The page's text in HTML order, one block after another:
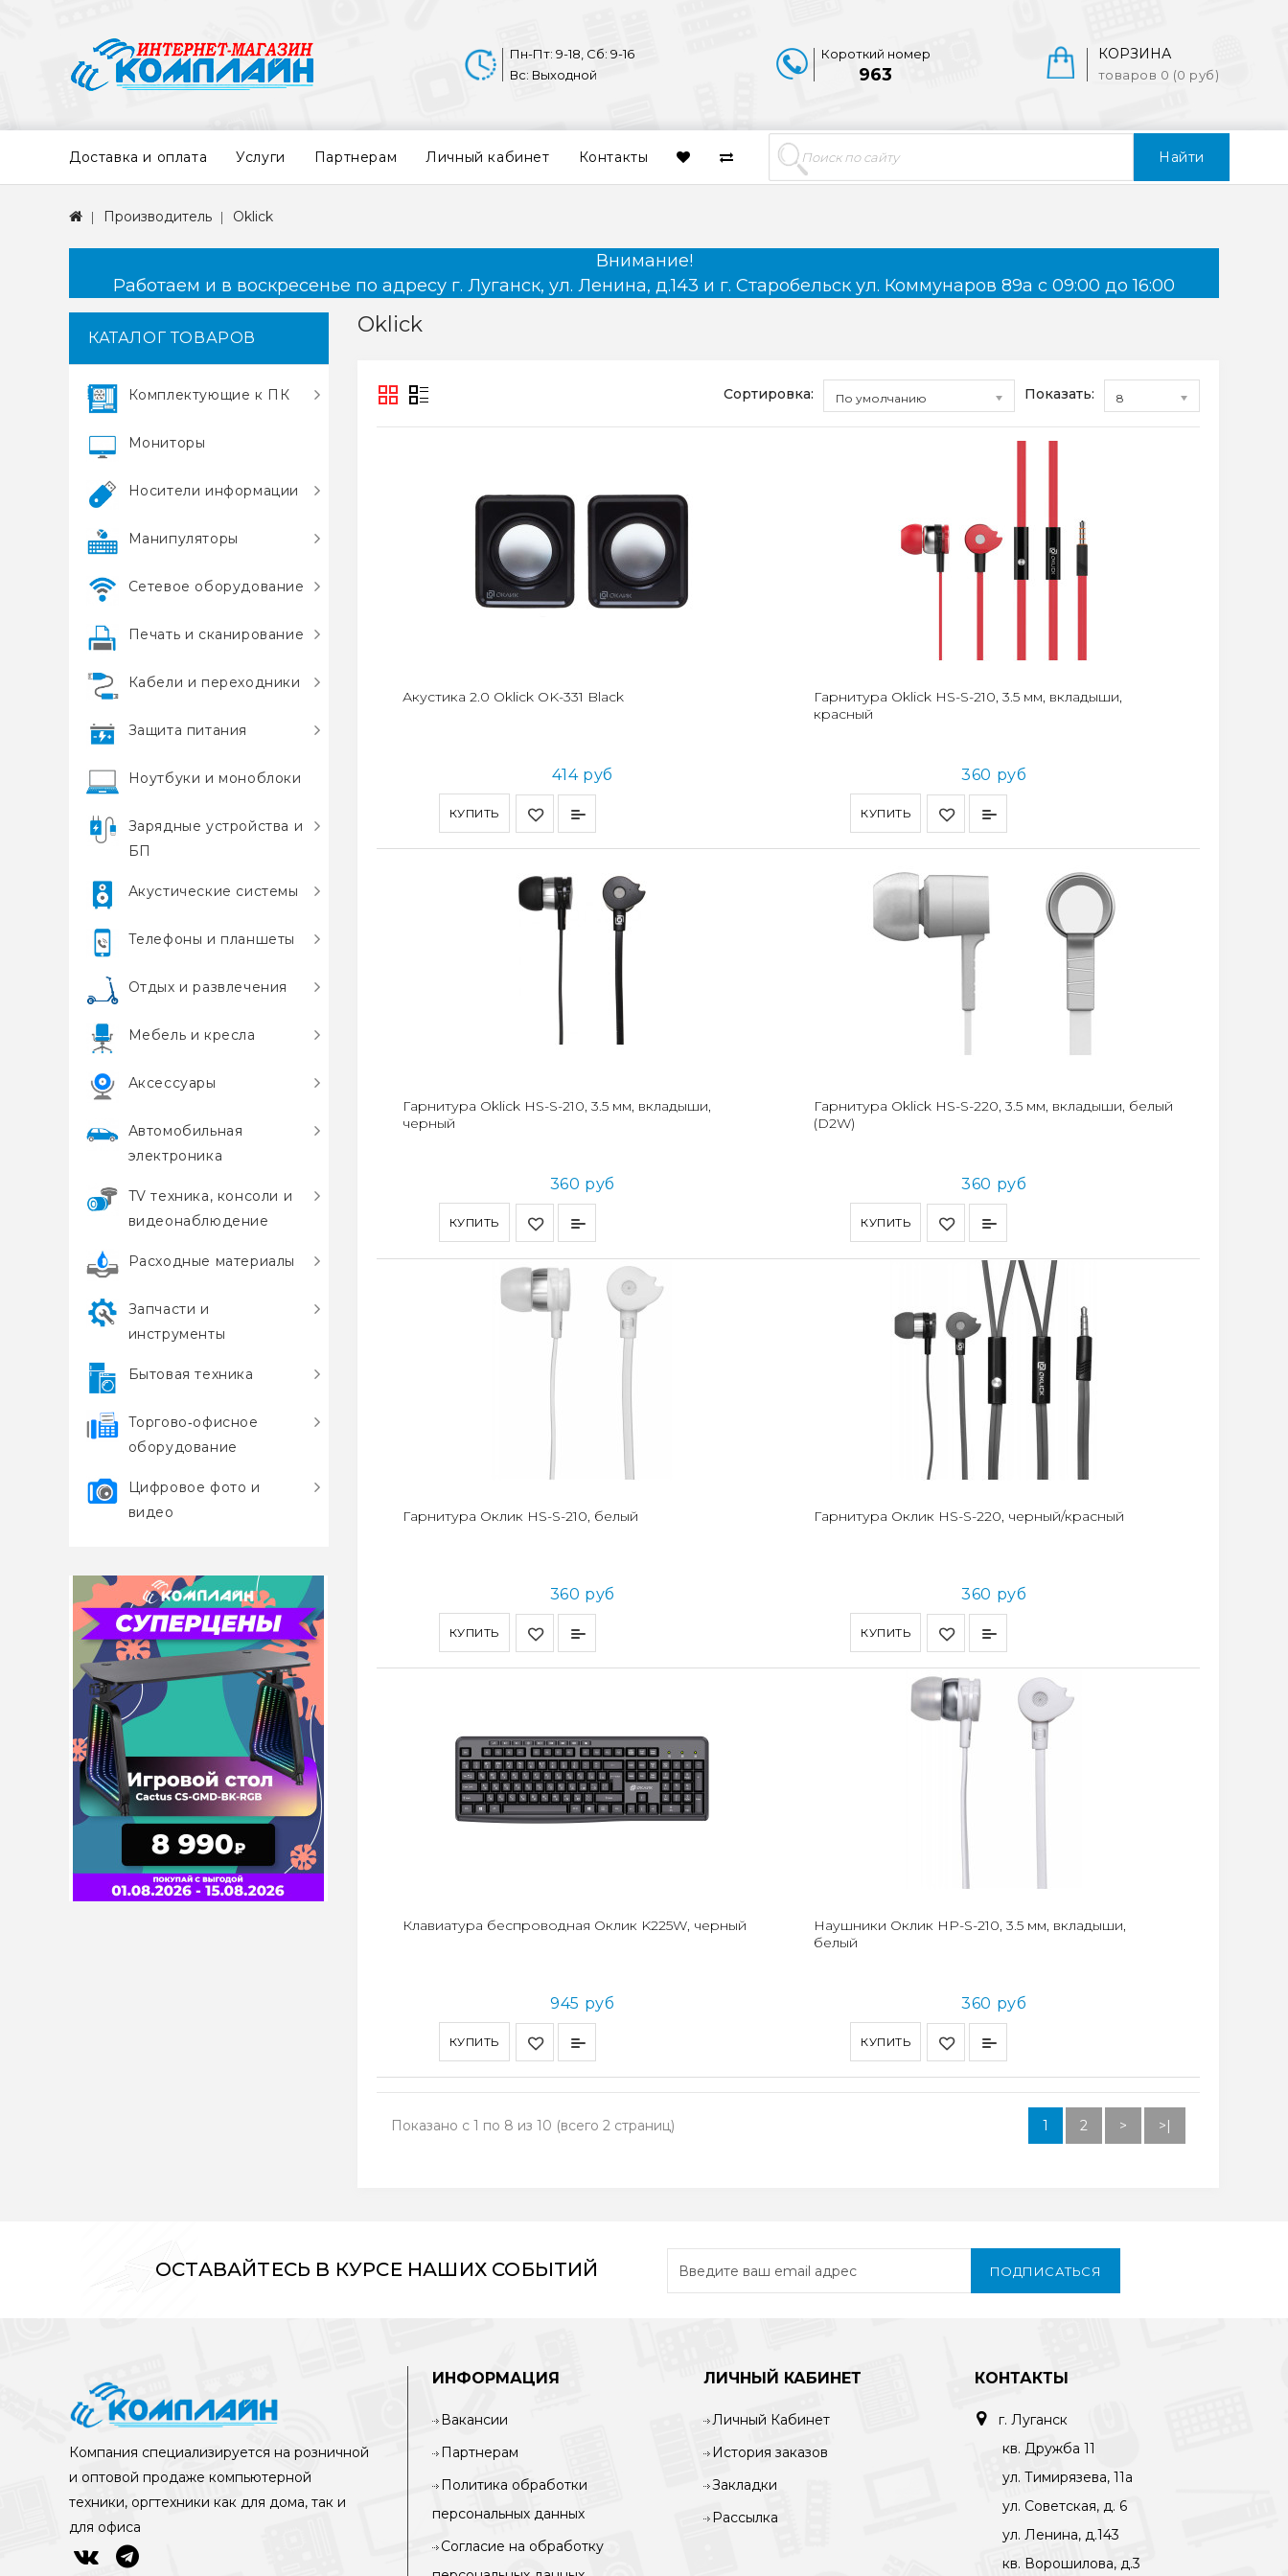
Найти
КОРЗИНА
товаров 0 (0 руб)
Короткий номер
963
Пн-Пт: 9-18, Сб: 9-16
Вс: Выходной
Доставка и оплата Услуги Партнерам Личный кабинет Контакты
Производитель Oklick
Внимание!
Работаем и в воскресенье по адресу г. Луганск, ул. Ленина, д.143 и г. Старобельск ул. Коммунаров 89а с 09:00 до 16:00
КАТАЛОГ ТОВАРОВ
Комплектующие к ПК
Мониторы
Носители информации
Манипуляторы
Сетевое оборудование
Печать и сканирование
Кабели и переходники
Защита питания
Ноутбуки и моноблоки
Зарядные устройства и
БП
Акустические системы
Телефоны и планшеты
Отдых и развлечения
Мебель и кресла
Аксессуары
Автомобильная
электроника
TV техника, консоли и
видеонаблюдение
Расходные материалы
Запчасти и
инструменты
Бытовая техника
Торгово‑офисное
оборудование
Цифровое фото и
видео
Oklick
Сортировка: По умолчанию Показать: 8
КУПИТЬ
Акустика 2.0 Oklick OK-331 Black
414 руб
КУПИТЬ
Гарнитура Oklick HS-S-210, 3.5 мм, вкладыши,
красный
360 руб
КУПИТЬ
Гарнитура Oklick HS-S-210, 3.5 мм, вкладыши,
черный
360 руб
КУПИТЬ
Гарнитура Oklick HS-S-220, 3.5 мм, вкладыши, белый
(D2W)
360 руб
КУПИТЬ
Гарнитура Оклик HS-S-210, белый
360 руб
КУПИТЬ
Гарнитура Оклик HS-S-220, черный/красный
360 руб
КУПИТЬ
Клавиатура беспроводная Оклик K225W, черный
945 руб
КУПИТЬ
Наушники Оклик HP-S-210, 3.5 мм, вкладыши,
белый
360 руб
1 2 > >|
Показано с 1 по 8 из 10 (всего 2 страниц)
ОСТАВАЙТЕСЬ В КУРСЕ НАШИХ СОБЫТИЙ ПОДПИСАТЬСЯ
Компания специализируется на розничной
и оптовой продаже компьютерной
техники, оргтехники как для дома, так и
для офиса
ИНФОРМАЦИЯ
Вакансии
Партнерам
Политика обработки
персональных данных
Согласие на обработку
ЛИЧНЫЙ КАБИНЕТ
Личный Кабинет
История заказов
Закладки
Рассылка
КОНТАКТЫ
г. Луганск
кв. Дружба 11
ул. Тимирязева, 11а
ул. Советская, д. 6
ул. Ленина, д.143
кв. Ворошилова, д.3